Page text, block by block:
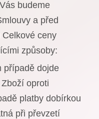
budeme
a před
ceny
způsoby:
případě dojde
oproti
platby dobírkou
při převzetí